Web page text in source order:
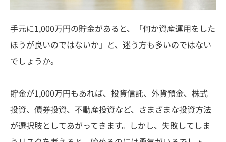
手元に1,000万円の貯金があると、「何か資産運用をした
ほうが良いのではないか」と、迷う方も多いのではない
でしょうか。
貯金が1,000万円もあれば、投資信託、外貨預金、株式
投資、債券投資、不動産投資など、さまざまな投資方法
が選択肢としてあがってきます。しかし、失敗してしま